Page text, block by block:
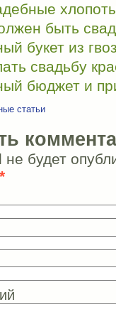
быть
букет из
свадьбу
бюджет и
статьи
будет
*